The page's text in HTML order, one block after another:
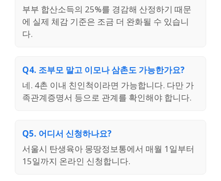
부부 합산소득의 25%를 경감해 산정하기 때문
에 실제 체감 기준은 조금 더 완화될 수 있습니
다.
Q4. 조부모 말고 이모나 삼촌도 가능한가요?
네. 4촌 이내 친인척이라면 가능합니다. 다만 가
족관계증명서 등으로 관계를 확인해야 합니다.
Q5. 어디서 신청하나요?
서울시 탄생육아 몽땅정보통에서 매월 1일부터
15일까지 온라인 신청합니다.